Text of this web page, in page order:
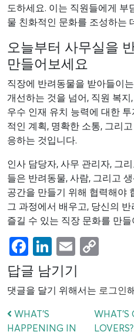
도하세요. 이는 직원들에게
물 친화적인 문화를 조성하는
오늘부터 사무실을
만들어보세요
직장에 반려동물을 받아들이
개선하는 것을 넘어, 직원 복
우수 인재 유치 능력에 대한
적인 계획, 명확한 소통, 그리
응하는 것입니다.
인사 담당자, 사무 관리자, 그
들은 반려동물, 사람, 그리고
공간을 만들기 위해 협력해야
그 과정에서 배우고, 당신의
즐길 수 있는 직장 문화를 만들
Facebook
LinkedIn
Email
답글 남기기
댓글을 달기 위해서는 로그인
WHAT’S
HAPPENING IN